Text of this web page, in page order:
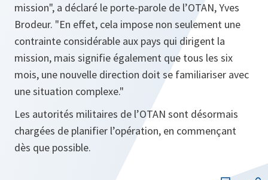
mission", a déclaré le porte-parole de l’OTAN, Yves
Brodeur. "En effet, cela impose non seulement une
contrainte considérable aux pays qui dirigent la
mission, mais signifie également que tous les six
mois, une nouvelle direction doit se familiariser avec
une situation complexe."
Les autorités militaires de l’OTAN sont désormais
chargées de planifier l’opération, en commençant
dès que possible.